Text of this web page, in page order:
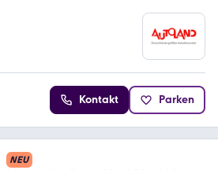
Kontakt Parken
NEU